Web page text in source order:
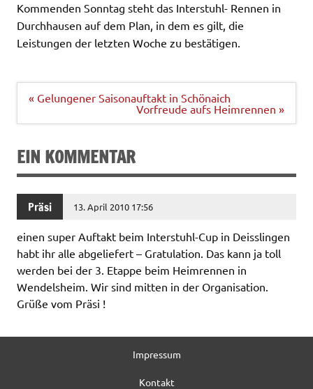
Kommenden Sonntag steht das Interstuhl- Rennen in
Durchhausen auf dem Plan, in dem es gilt, die
Leistungen der letzten Woche zu bestätigen.
Beitragsnavigation
« Gelungener Saisonauftakt in Schönaich
Vorfreude aufs Heimrennen »
EIN KOMMENTAR
Präsi 13. April 2010 17:56
einen super Auftakt beim Interstuhl-Cup in Deisslingen
habt ihr alle abgeliefert – Gratulation. Das kann ja toll
werden bei der 3. Etappe beim Heimrennen in
Wendelsheim. Wir sind mitten in der Organisation.
Grüße vom Präsi !
Impressum
Kontakt